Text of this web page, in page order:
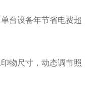
台设备年节省电费超
物尺寸，动态调节照